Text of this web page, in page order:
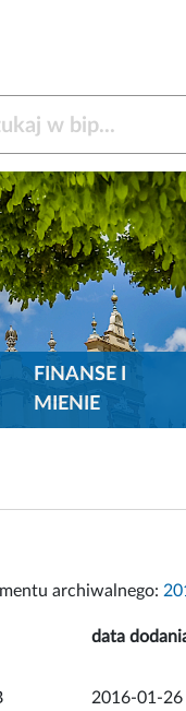
FINANSE I
MIENIE
archiwalnego:
data
2016-01-26